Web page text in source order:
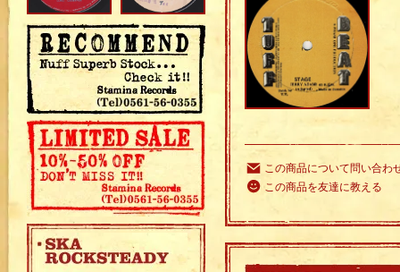
この商品について問い合わ
この商品を友達に教える